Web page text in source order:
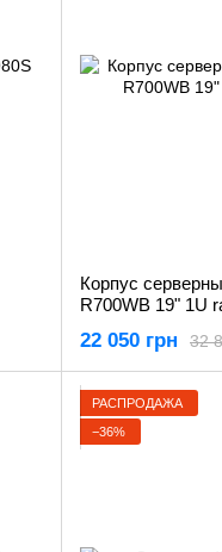
Корпус
R700WB 19" 1U
32
22 050 грн
РАСПРОДАЖА
−36%